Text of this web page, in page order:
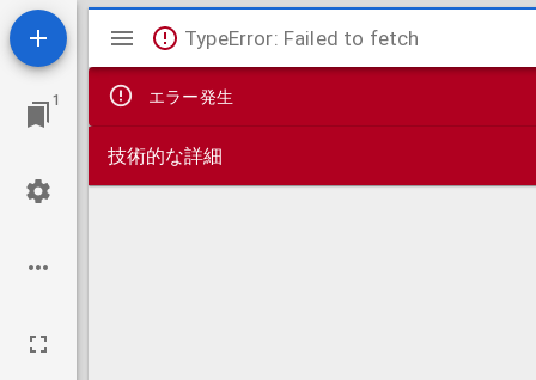
1
Mirador
ビ
ュ
ー
TypeError: Failed to fetch
エラー発生
技術的な詳細